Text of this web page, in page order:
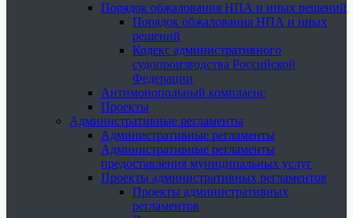
Порядок обжалования НПА и иных решений
Порядок обжалования НПА и иных
решений
Кодекс административного
судопроизводства Российской
Федерации
Антимонопольный комплаенс
Проекты
Административные регламенты
Административные регламенты
Административные регламенты
предоставления муниципальных услуг
Проекты административных регламентов
Проекты административных
регламентов